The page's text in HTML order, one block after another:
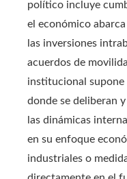
político incluye
el económico
las inversiones
acuerdos de
institucional supone
donde se deliberan
las dinámicas
en su enfoque
industriales o